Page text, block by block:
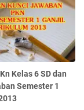
Kelas 6 SD dan
Semester 1